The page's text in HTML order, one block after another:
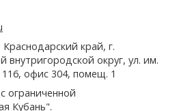
край, г.
внутригородской округ, ул. им.
офис 304, помещ. 1
ограниченной
Кубань".